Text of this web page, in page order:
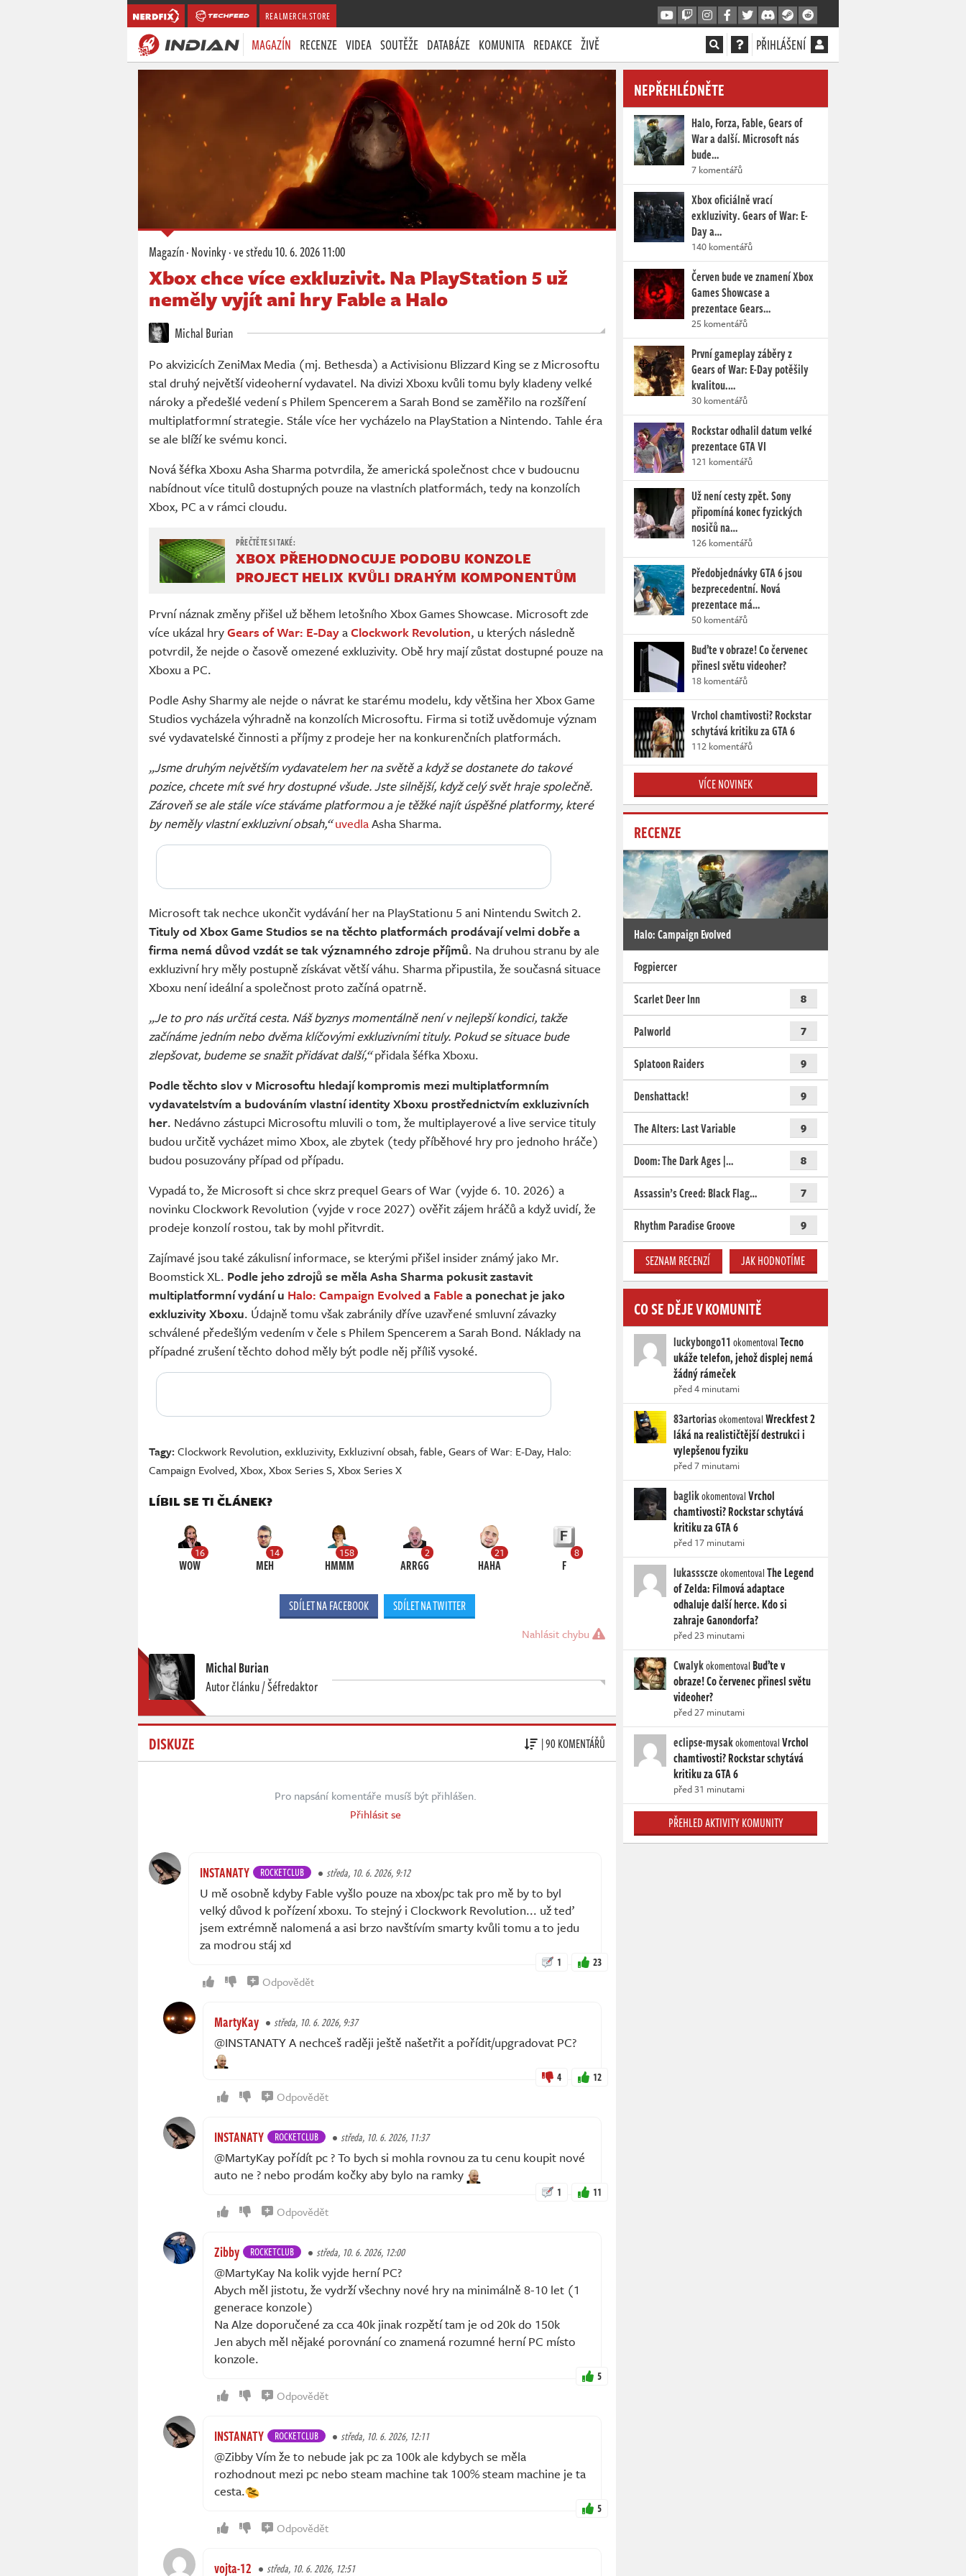
REALMERCH.STORE
MAGAZÍN RECENZE VIDEA SOUTĚŽE DATABÁZE KOMUNITA REDAKCE ŽIVĚ PŘIHLÁŠENÍ
Magazín·Novinky·ve středu10. 6. 2026 11:00
Xbox chce více exkluzivit. Na PlayStation 5 už
neměly vyjít ani hry Fable a Halo
Michal Burian
Po akvizicích ZeniMax Media (mj. Bethesda) a Activisionu Blizzard King se z Microsoftu
stal druhý největší videoherní vydavatel. Na divizi Xboxu kvůli tomu byly kladeny velké
nároky a předešlé vedení s Philem Spencerem a Sarah Bond se zaměřilo na rozšíření
multiplatformní strategie. Stále více her vycházelo na PlayStation a Nintendo. Tahle éra
se ale blíží ke svému konci.
Nová šéfka Xboxu Asha Sharma potvrdila, že americká společnost chce v budoucnu
nabídnout více titulů dostupných pouze na vlastních platformách, tedy na konzolích
Xbox, PC a v rámci cloudu.
XBOX PŘEHODNOCUJE PODOBU KONZOLE
PROJECT HELIX KVŮLI DRAHÝM KOMPONENTŮM
První náznak změny přišel už během letošního Xbox Games Showcase. Microsoft zde
více ukázal hryGears of War: E-DayaClockwork Revolution, u kterých následně
potvrdil, že nejde o časově omezené exkluzivity. Obě hry mají zůstat dostupné pouze na
Xboxu a PC.
Podle Ashy Sharmy ale nejde o návrat ke starému modelu, kdy většina her Xbox Game
Studios vycházela výhradně na konzolích Microsoftu. Firma si totiž uvědomuje význam
své vydavatelské činnosti a příjmy z prodeje her na konkurenčních platformách.
„Jsme druhým největším vydavatelem her na světě a když se dostanete do takové
pozice, chcete mít své hry dostupné všude. Jste silnější, když celý svět hraje společně.
Zároveň se ale stále více stáváme platformou a je těžké najít úspěšné platformy, které
by neměly vlastní exkluzivní obsah,“ uvedlaAsha Sharma.
Microsoft tak nechce ukončit vydávání her na PlayStationu 5 ani Nintendu Switch 2.
Tituly od Xbox Game Studios se na těchto platformách prodávají velmi dobře a
firma nemá důvod vzdát se tak významného zdroje příjmů. Na druhou stranu by ale
exkluzivní hry měly postupně získávat větší váhu. Sharma připustila, že současná situace
Xboxu není ideální a společnost proto začíná opatrně.
„Je to pro nás určitá cesta. Náš byznys momentálně není v nejlepší kondici, takže
začínáme jedním nebo dvěma klíčovými exkluzivními tituly. Pokud se situace bude
zlepšovat, budeme se snažit přidávat další,“přidala šéfka Xboxu.
Podle těchto slov v Microsoftu hledají kompromis mezi multiplatformním
vydavatelstvím a budováním vlastní identity Xboxu prostřednictvím exkluzivních
her. Nedávno zástupci Microsoftu mluvili o tom, že multiplayerové a live service tituly
budou určitě vycházet mimo Xbox, ale zbytek (tedy příběhové hry pro jednoho hráče)
budou posuzovány případ od případu.
Vypadá to, že Microsoft si chce skrz prequel Gears of War (vyjde 6. 10. 2026) a
novinku Clockwork Revolution (vyjde v roce 2027) ověřit zájem hráčů a když uvidí, že
prodeje konzolí rostou, tak by mohl přitvrdit.
Zajímavé jsou také zákulisní informace, se kterými přišel insider známý jako Mr.
Boomstick XL. Podle jeho zdrojů se měla Asha Sharma pokusit zastavit
multiplatformní vydání u Halo: Campaign Evolved a Fablea ponechat je jako
exkluzivity Xboxu. Údajně tomu však zabránily dříve uzavřené smluvní závazky
schválené předešlým vedením v čele s Philem Spencerem a Sarah Bond. Náklady na
případné zrušení těchto dohod měly být podle něj příliš vysoké.
Tagy:Clockwork Revolution,exkluzivity, Exkluzivní obsah,fable,Gears of War: E-Day, Halo:
Campaign Evolved,Xbox,Xbox Series S,Xbox Series X
LÍBIL SE TI ČLÁNEK?
16
WOW
14
MEH
158
HMMM
2
ARRGG
21
HAHA
8
F
SDÍLET NA FACEBOOK SDÍLET NA TWITTER
Nahlásit chybu
Michal Burian
Autor článku / Šéfredaktor
DISKUZE | 90 KOMENTÁŘŮ
Pro napsání komentáře musíš být přihlášen.
Přihlásit se
INSTANATY ROCKETCLUB středa, 10. 6. 2026, 9:12
U mě osobně kdyby Fable vyšlo pouze na xbox/pc tak pro mě by to byl
velký důvod k pořízení xboxu. To stejný i Clockwork Revolution... už teď
jsem extrémně nalomená a asi brzo navštívím smarty kvůli tomu a to jedu
za modrou stáj xd
1 23
Odpovědět
MartyKay středa, 10. 6. 2026, 9:37
@INSTANATY A nechceš raději ještě našetřit a pořídit/upgradovat PC?
4 12
Odpovědět
INSTANATY ROCKETCLUB středa, 10. 6. 2026, 11:37
@MartyKay pořídít pc ? To bych si mohla rovnou za tu cenu koupit nové
auto ne ? nebo prodám kočky aby bylo na ramky
1 11
Odpovědět
Zibby ROCKETCLUB středa, 10. 6. 2026, 12:00
@MartyKay Na kolik vyjde herní PC?
Abych měl jistotu, že vydrží všechny nové hry na minimálně 8-10 let (1
generace konzole)
Na Alze doporučené za cca 40k jinak rozpětí tam je od 20k do 150k
Jen abych měl nějaké porovnání co znamená rozumné herní PC místo
konzole.
5
Odpovědět
INSTANATY ROCKETCLUB středa, 10. 6. 2026, 12:11
@Zibby Vím že to nebude jak pc za 100k ale kdybych se měla
rozhodnout mezi pc nebo steam machine tak 100% steam machine je ta
cesta.
5
Odpovědět
vojta-12 středa, 10. 6. 2026, 12:51
NEPŘEHLÉDNĚTE
Halo, Forza, Fable, Gears of
War a další. Microsoft nás
bude…
7 komentářů
Xbox oficiálně vrací
exkluzivity. Gears of War: E-
Day a…
140 komentářů
Červen bude ve znamení Xbox
Games Showcase a
prezentace Gears…
25 komentářů
První gameplay záběry z
Gears of War: E-Day potěšily
kvalitou.…
30 komentářů
Rockstar odhalil datum velké
prezentace GTA VI
121 komentářů
Už není cesty zpět. Sony
připomíná konec fyzických
nosičů na…
126 komentářů
Předobjednávky GTA 6 jsou
bezprecedentní. Nová
prezentace má…
50 komentářů
Buďte v obraze! Co červenec
přinesl světu videoher?
18 komentářů
Vrchol chamtivosti? Rockstar
schytává kritiku za GTA 6
112 komentářů
VÍCE NOVINEK
RECENZE
Halo: Campaign Evolved
Fogpiercer
Scarlet Deer Inn
8
Palworld 7
Splatoon Raiders 9
Denshattack! 9
The Alters: Last Variable 9
Doom: The Dark Ages |… 8
Assassin’s Creed: Black Flag… 7
Rhythm Paradise Groove 9
SEZNAM RECENZÍ JAK HODNOTÍME
CO SE DĚJE V KOMUNITĚ
luckybongo11 okomentovalTecno
ukáže telefon, jehož displej nemá
žádný rámeček
před 4 minutami
83artoriasokomentovalWreckfest 2
láká na realističtější destrukci i
vylepšenou fyziku
před 7 minutami
baglikokomentovalVrchol
chamtivosti? Rockstar schytává
kritiku za GTA 6
před 17 minutami
lukasssczeokomentovalThe Legend
of Zelda: Filmová adaptace
odhaluje další herce. Kdo si
zahraje Ganondorfa?
před 23 minutami
Cwalykokomentoval Buďte v
obraze! Co červenec přinesl světu
videoher?
před 27 minutami
eclipse-mysakokomentovalVrchol
chamtivosti? Rockstar schytává
kritiku za GTA 6
před 31 minutami
PŘEHLED AKTIVITY KOMUNITY